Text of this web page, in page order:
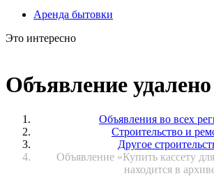
Аренда бытовки
Это интересно
Объявление удалено
Объявления во всех
Строительство и
Другое
Объявление «Купить кассету
находится в